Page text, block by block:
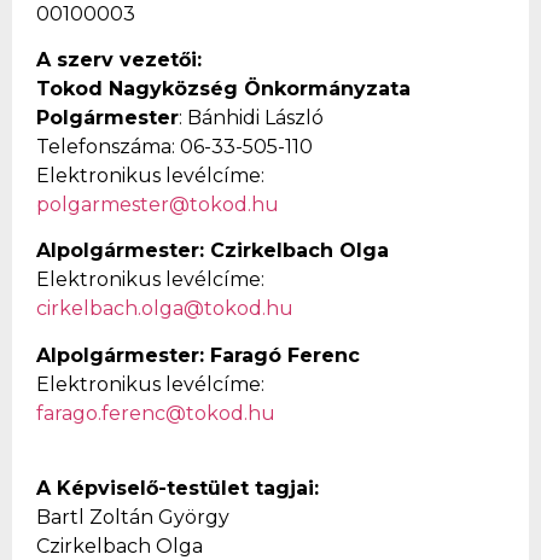
00100003
A szerv vezetői:
Tokod Nagyközség Önkormányzata
Polgármester: Bánhidi László
Telefonszáma: 06-33-505-110
Elektronikus levélcíme:
polgarmester@tokod.hu
Alpolgármester: Czirkelbach Olga
Elektronikus levélcíme:
cirkelbach.olga@tokod.hu
Alpolgármester: Faragó Ferenc
Elektronikus levélcíme:
farago.ferenc@tokod.hu
A Képviselő-testület tagjai:
Bartl Zoltán György
Czirkelbach Olga